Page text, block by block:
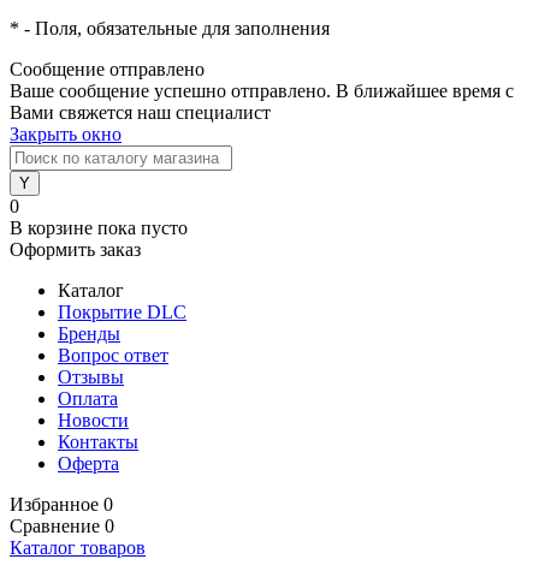
* - Поля, обязательные для заполнения
Сообщение отправлено
Ваше сообщение успешно отправлено. В ближайшее время с
Вами свяжется наш специалист
Закрыть окно
0
В корзине пока пусто
Оформить заказ
Каталог
Покрытие DLC
Бренды
Вопрос ответ
Отзывы
Оплата
Новости
Контакты
Оферта
Избранное 0
Сравнение 0
Каталог товаров